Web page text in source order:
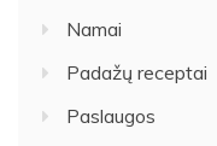
Namai
Padažų receptai
Paslaugos